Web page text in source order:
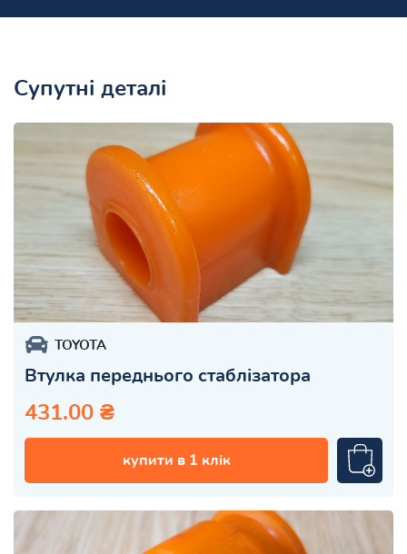
Супутні деталі
TOYOTA
Втулка переднього стаблізатора
431.00 ₴
купити в 1 клік